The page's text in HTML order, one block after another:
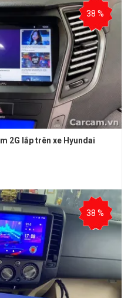
38 %
2G lắp trên xe Hyundai
38 %